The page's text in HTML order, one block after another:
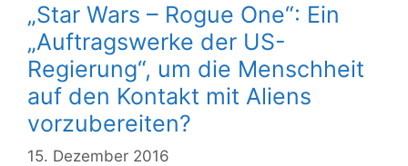
„Star Wars – Rogue One“: Ein
„Auftragswerke der US-
Regierung“, um die Menschheit
auf den Kontakt mit Aliens
vorzubereiten?
15. Dezember 2016